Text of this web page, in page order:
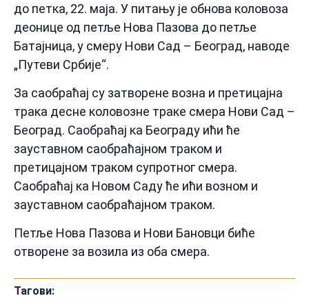
до петка, 22. маја. У питању је обнова коловоза
деонице од петље Нова Пазова до петље
Батајница, у смеру Нови Сад – Београд, наводе
„Путеви Србије“.
За саобраћај су затворене возна и претицајна
трака десне коловозне траке смера Нови Сад –
Београд. Саобраћај ка Београду ићи ће
зауставном саобраћајном траком и
претицајном траком супротног смера.
Саобраћај ка Новом Саду ће ићи возном и
зауставном саобраћајном траком.
Петље Нова Пазова и Нови Бановци биће
отворене за возила из оба смера.
Тагови: